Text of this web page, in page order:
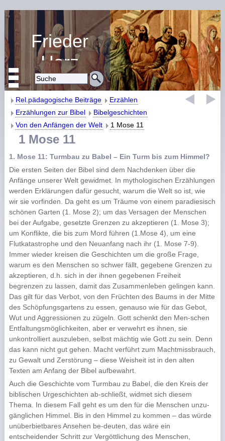
Frieder
Harz
Religiöse Erziehung
und Bildung
Rel.pädagogische Beiträge
Erzählen
Erzählungen zur Bibel
Bibelgeschichten
Von den Anfängen der Welt
1 Mose 11
1 Mose 11
1. Mose 11: Turmbau zu Babel – Ein Turm bis zum Himmel?
Die ersten Seiten der Bibel sind dem Nachdenken über die
Anfänge unserer Welt gewidmet. In mythologischen Erzählungen
werden Erklärungen dafür gesucht, warum die Welt so ist, wie
wir sie vorfinden. Da geht es um Träume von einem paradiesisch
schönen Garten (1. Mose 2); um das Versagen der Menschen
bei der Aufgabe, gesetzte Grenzen zu akzeptieren (1. Mose 3);
um Konflikte, die bis zum Mord führen (1.Mose 4), um eine
Flutkatastrophe und den Neuanfang nach ihr (1. Mose 7-9).
Immer wieder kreisen die Geschichten um die große Frage,
warum es den Menschen so schwer fällt, gegebene Grenzen zu
akzeptieren, d.h. sich in der ihnen gegebenen Freiheit
begrenzen zu lassen, damit das Zusammenleben gelingen kann.
Das gilt für das Verbot, von den Früchten des Baums in der Mitte
des Schöpfungsgartens zu essen, genauso wie für das Gebot,
Wut und Aggressionen zu zügeln. Gott schenkt den Men-schen
Entfaltungsmöglichkeiten, aber er verwehrt es ihnen, sie
unkontrolliert auszuleben, selbst mächtig wie Gott zu sein. Denn
das kann nicht gut gehen. Macht verführt zum Machtmissbrauch,
zu Gewalt und Zerstörung – diese Weisheit ist in den alten
Texten am Anfang der Bibel aufbewahrt.
Auch die Geschichte vom Turmbau zu Babel, die den Kreis der
biblischen Urgeschichten ab-schließt, widmet sich diesem
Thema. In diesem Fall geht es um den für die Menschen unzu-
gänglichen Himmel. Bis in den Himmel zu kommen – das würde
unüberbietbares Ansehen be-deuten, das wäre ein
entscheidender Schritt zur Vergöttlichung des Menschen,